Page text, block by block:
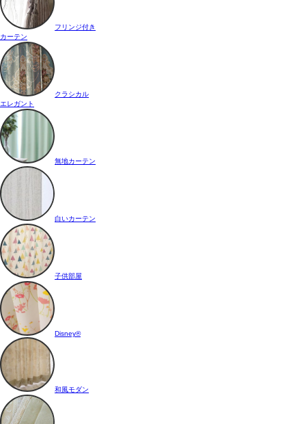
フリンジ付き
カーテン
クラシカル
エレガント
無地カーテン
白いカーテン
子供部屋
Disney®
和風モダン